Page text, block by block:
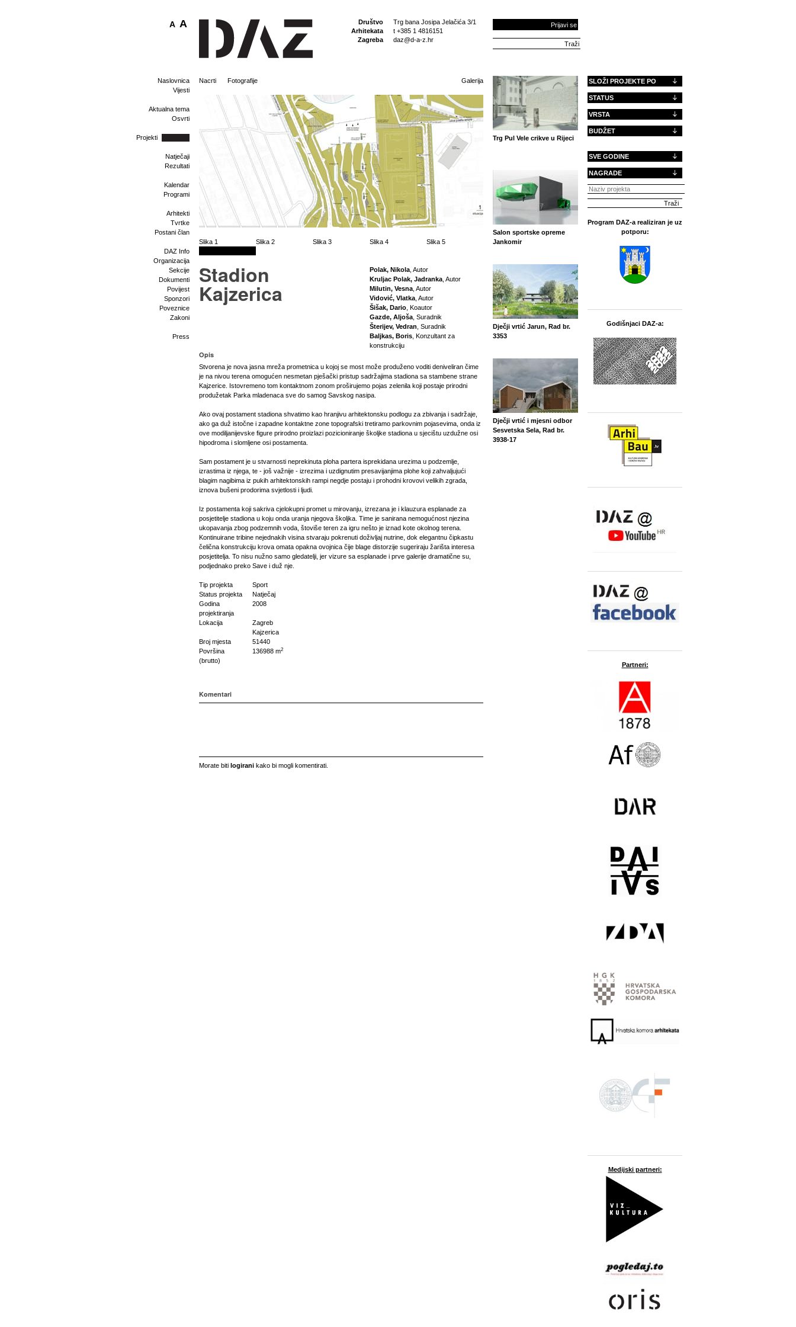
Društvo
Arhitekata
Zagreba
Trg bana Josipa Jelačića 3/1
t +385 1 4816151
daz@d-a-z.hr
Prijavi se
A A
Naslovnica
Vijesti
Aktualna tema
Osvrti
Projekti
Natječaji
Rezultati
Kalendar
Programi
Arhitekti
Tvrtke
Postani član
DAZ Info
Organizacija
Sekcije
Dokumenti
Povijest
Sponzori
Poveznice
Zakoni
Press
Nacrti Fotografije Galerija
Slika 1 Slika 2 Slika 3 Slika 4 Slika 5
Stadion
Kajzerica
Polak, Nikola , Autor
Kruljac Polak, Jadranka , Autor
Milutin, Vesna , Autor
Vidović, Vlatka , Autor
Šišak, Dario , Koautor
Gazde, Aljoša , Suradnik
Šterijev, Vedran , Suradnik
Baljkas, Boris , Konzultant za
konstrukciju
Opis
Stvorena je nova jasna mreža prometnica u kojoj se most može produženo voditi deniveliran čime
je na nivou terena omogućen nesmetan pješački pristup sadržajima stadiona sa stambene strane
Kajzerice. Istovremeno tom kontaktnom zonom proširujemo pojas zelenila koji postaje prirodni
produžetak Parka mladenaca sve do samog Savskog nasipa.
Ako ovaj postament stadiona shvatimo kao hranjivu arhitektonsku podlogu za zbivanja i sadržaje,
ako ga duž istočne i zapadne kontaktne zone topografski tretiramo parkovnim pojasevima, onda iz
ove modiljanijevske figure prirodno proizlazi pozicioniranje školjke stadiona u sjecištu uzdužne osi
hipodroma i slomljene osi postamenta.
Sam postament je u stvarnosti neprekinuta ploha partera isprekidana urezima u podzemlje,
izrastima iz njega, te - još važnije - izrezima i uzdignutim presavijanjima plohe koji zahvaljujući
blagim nagibima iz pukih arhitektonskih rampi negdje postaju i prohodni krovovi velikih zgrada,
iznova bušeni prodorima svjetlosti i ljudi.
Iz postamenta koji sakriva cjelokupni promet u mirovanju, izrezana je i klauzura esplanade za
posjetitelje stadiona u koju onda uranja njegova školjka. Time je sanirana nemogućnost njezina
ukopavanja zbog podzemnih voda, štoviše teren za igru nešto je iznad kote okolnog terena.
Kontinuirane tribine nejednakih visina stvaraju pokrenuti doživljaj nutrine, dok elegantnu čipkastu
čelična konstrukciju krova omata opakna ovojnica čije blage distorzije sugeriraju žarišta interesa
posjetitelja. To nisu nužno samo gledatelji, jer vizure sa esplanade i prve galerije dramatične su,
podjednako preko Save i duž nje.
Tip projekta
Sport
Status projekta
Natječaj
Godina
projektiranja
2008
Lokacija
Zagreb
Kajzerica
Broj mjesta
51440
Površina
(brutto)
136988 m2
Komentari
Morate biti logirani kako bi mogli komentirati.
Trg Pul Vele crikve u Rijeci
Salon sportske opreme
Jankomir
Dječji vrtić Jarun, Rad br.
3353
Dječji vrtić i mjesni odbor
Sesvetska Sela, Rad br.
3938-17
SLOŽI PROJEKTE PO
STATUS
VRSTA
BUDŽET
SVE GODINE
NAGRADE
Program DAZ-a realiziran je uz
potporu:
Godišnjaci DAZ-a:
Partneri:
Medijski partneri: